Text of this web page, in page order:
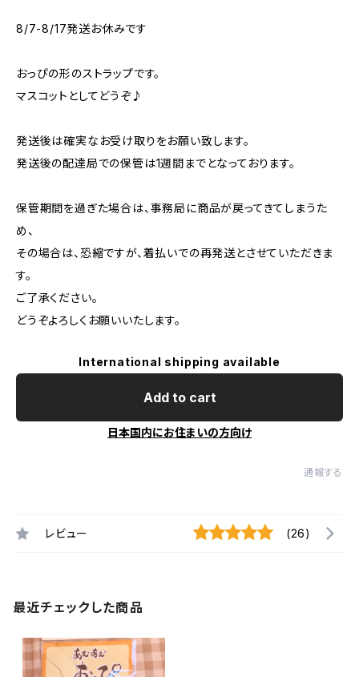
8/7-8/17発送お休みです
おっぴの形のストラップです。
マスコットとしてどうぞ♪
発送後は確実なお受け取りをお願い致します。
発送後の配達局での保管は1週間までとなっております。
保管期間を過ぎた場合は、事務局に商品が戻ってきてしまうた
め、
その場合は、恐縮ですが、着払いでの再発送とさせていただきま
す。
ご了承ください。
どうぞよろしくお願いいたします。
International shipping available
Add to cart
日本国内にお住まいの方向け
通報する
レビュー (26)
最近チェックした商品